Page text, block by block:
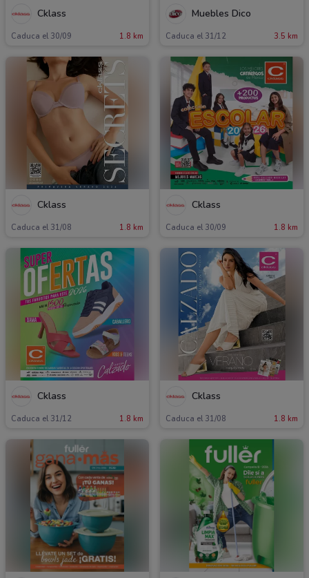
Cklass
Caduca el 30/09 1.8 km
Muebles Dico
Caduca el 31/12 3.5 km
Cklass
Caduca el 31/08 1.8 km
Cklass
Caduca el 30/09 1.8 km
Cklass
Caduca el 31/12 1.8 km
Cklass
Caduca el 31/08 1.8 km